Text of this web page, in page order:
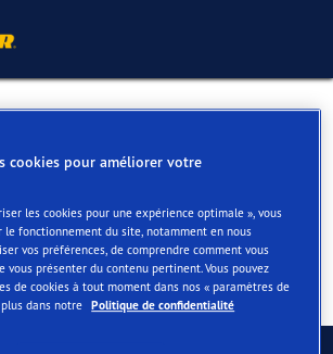
pour votre BMW
M
cookies pour améliorer votre
les cookies pour une expérience optimale », vous
le fonctionnement du site, notamment en nous
vos préférences, de comprendre comment vous
présenter du contenu pertinent. Vous pouvez
de cookies à tout moment dans nos « paramètres de
dans notre Politique de confidentialité